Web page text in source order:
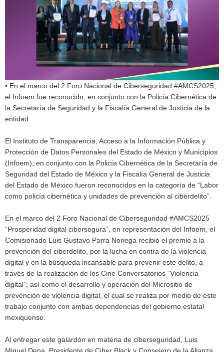
• En el marco del 2 Foro Nacional de Ciberseguridad #AMCS2025,
el Infoem fue reconocido, en conjunto con la Policía Cibernética de
la Secretaría de Seguridad y la Fiscalía General de Justicia de la
entidad
El Instituto de Transparencia, Acceso a la Información Pública y
Protección de Datos Personales del Estado de México y Municipios
(Infoem), en conjunto con la Policía Cibernética de la Secretaría de
Seguridad del Estado de México y la Fiscalía General de Justicia
del Estado de México fueron reconocidos en la categoría de “Labor
como policía cibernética y unidades de prevención al ciberdelito”.
En el marco del 2 Foro Nacional de Ciberseguridad #AMCS2025
“Prosperidad digital cibersegura”, en representación del Infoem, el
Comisionado Luis Gustavo Parra Noriega recibió el premio a la
prevención del ciberdelito, por la lucha en contra de la violencia
digital y en la búsqueda incansable para prevenir este delito, a
través de la realización de los Cine Conversatorios “Violencia
digital”; así como el desarrollo y operación del Micrositio de
prevención de violencia digital, el cual se realiza por medio de este
trabajo conjunto con ambas dependencias del gobierno estatal
mexiquense.
Al entregar este galardón en materia de ciberseguridad, Luis
Miguel Dena, Presidente de Ciber Black y Consejero de la Alianza